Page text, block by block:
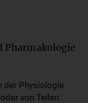
Pharmakologie
der Physiologie
von Teilen